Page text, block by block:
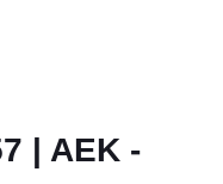
| ΑΕΚ -